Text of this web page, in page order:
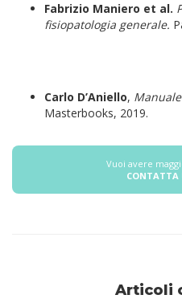
Fabrizio Maniero et al.
fisiopatologia generale.
Carlo D’Aniello,
Masterbooks, 2019.
Vuoi avere
CONTATTA
Articoli